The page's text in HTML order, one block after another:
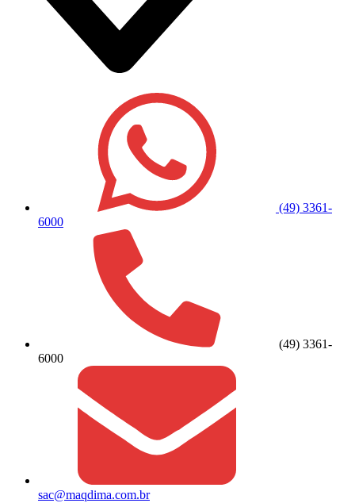
(49) 3361-
6000
(49) 3361-
6000
sac@maqdima.com.br